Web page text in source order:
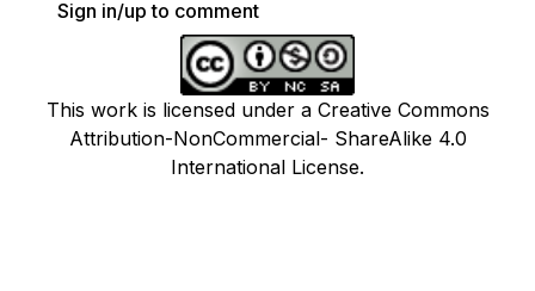
Sign in/up to comment
This work is licensed under a Creative Commons
Attribution-NonCommercial- ShareAlike 4.0
International License.